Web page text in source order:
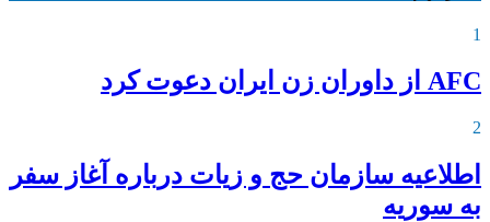
1
AFC از داوران زن ایران دعوت کرد
2
اطلاعیه‌ سازمان حج و زیات درباره آغاز سفر
به سوریه